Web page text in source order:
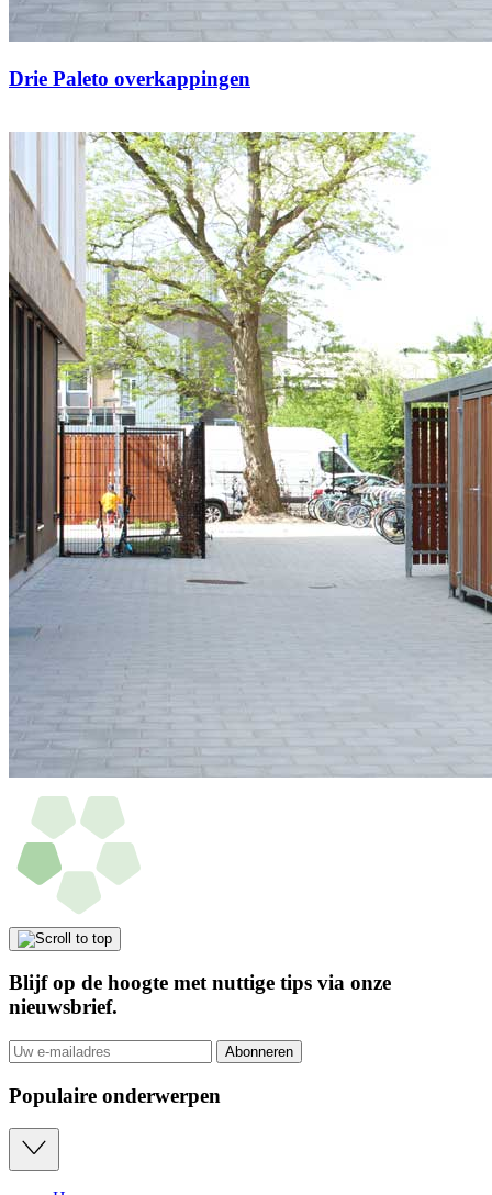
Drie Paleto overkappingen
Blijf op de hoogte met nuttige tips via onze
nieuwsbrief.
Abonneren
Populaire onderwerpen